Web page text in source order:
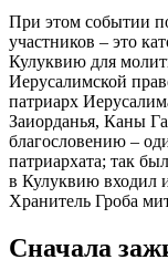
При этом событии
участников – это
Кулуквию для
Иерусалимской
патриарх
Заиорданья, Каны
благословению –
патриархата; так
в Кулуквию входил
Хранитель Гроба
Сначала